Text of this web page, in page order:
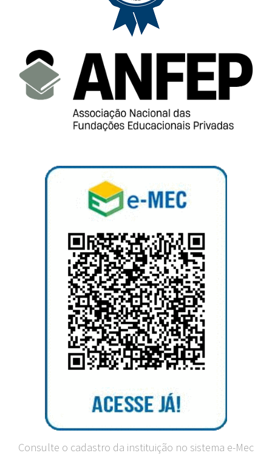
Consulte o cadastro da instituição no sistema e-Mec